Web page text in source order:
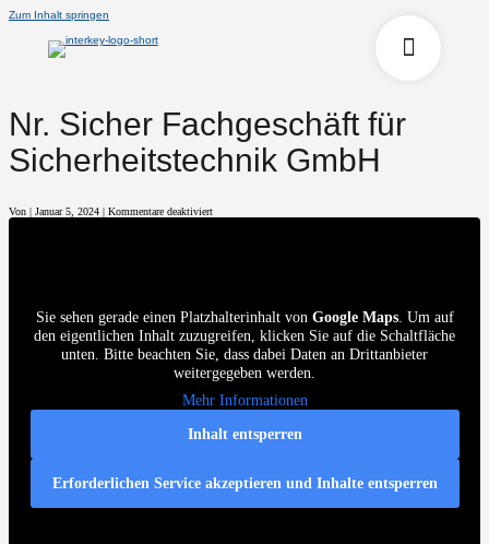
Zum Inhalt springen
Nr. Sicher Fachgeschäft für
Sicherheitstechnik GmbH
Von | Januar 5, 2024 | Kommentare deaktiviertfür
Sie sehen gerade einen Platzhalterinhalt von Google Maps. Um auf
den eigentlichen Inhalt zuzugreifen, klicken Sie auf die Schaltfläche
unten. Bitte beachten Sie, dass dabei Daten an Drittanbieter
weitergegeben werden.
Mehr Informationen
Inhalt entsperren
Erforderlichen Service akzeptieren und Inhalte entsperren